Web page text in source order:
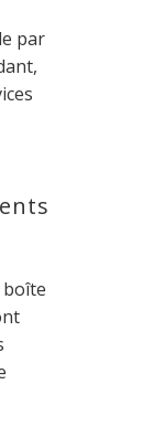
par
boîte